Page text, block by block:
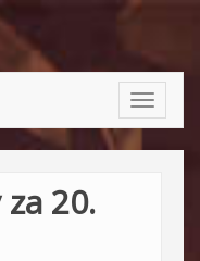
Toggle
20.